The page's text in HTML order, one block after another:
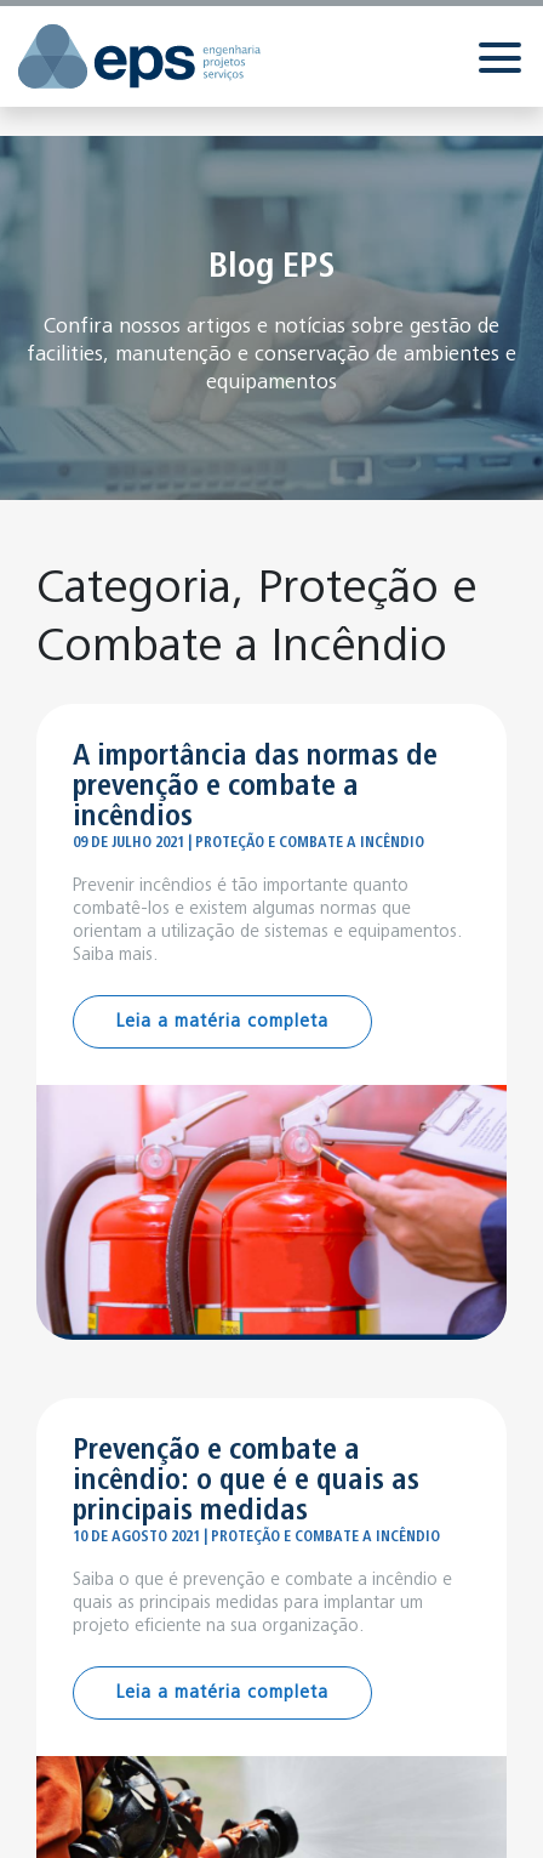
Blog EPS
Confira nossos artigos e notícias sobre gestão de
facilities, manutenção e conservação de ambientes e
equipamentos
Categoria, Proteção e
Combate a Incêndio
A importância das normas de
prevenção e combate a
incêndios
09 DE JULHO 2021 | PROTEÇÃO E COMBATE A INCÊNDIO
Prevenir incêndios é tão importante quanto
combatê-los e existem algumas normas que
orientam a utilização de sistemas e equipamentos.
Saiba mais.
Leia a matéria completa
Prevenção e combate a
incêndio: o que é e quais as
principais medidas
10 DE AGOSTO 2021 | PROTEÇÃO E COMBATE A INCÊNDIO
Saiba o que é prevenção e combate a incêndio e
quais as principais medidas para implantar um
projeto eficiente na sua organização.
Leia a matéria completa